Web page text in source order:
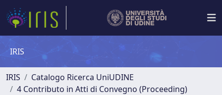
IRIS
IRIS
Catalogo Ricerca UniUDINE
4 Contributo in Atti di Convegno (Proceeding)